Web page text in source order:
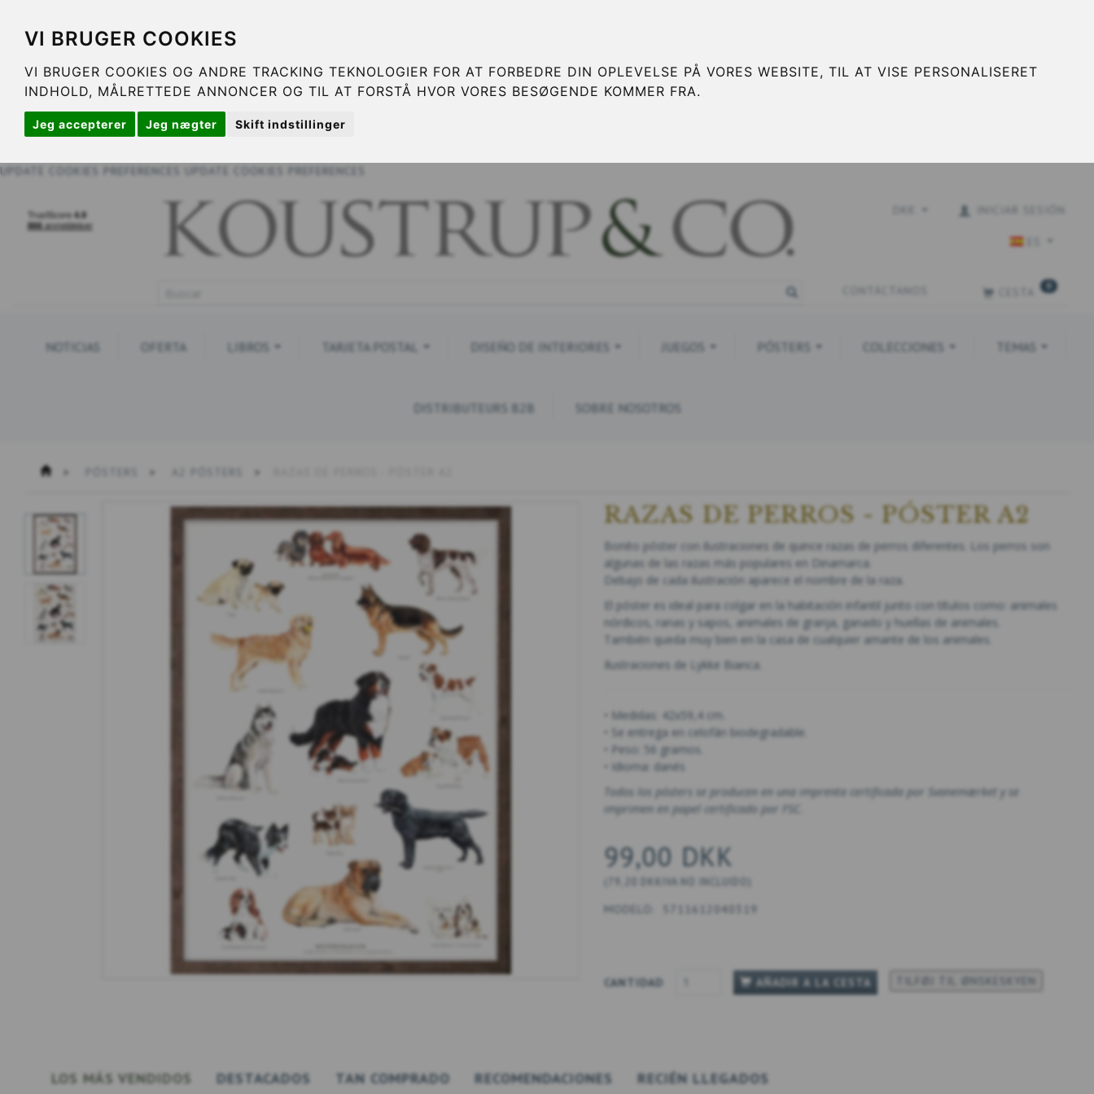
VI BRUGER COOKIES
VI BRUGER COOKIES OG ANDRE TRACKING TEKNOLOGIER FOR AT FORBEDRE DIN OPLEVELSE PÅ VORES WEBSITE, TIL AT VISE PERSONALISERET
INDHOLD, MÅLRETTEDE ANNONCER OG TIL AT FORSTÅ HVOR VORES BESØGENDE KOMMER FRA.
Jeg accepterer Jeg nægter Skift indstillinger
UPDATE COOKIES PREFERENCES UPDATE COOKIES PREFERENCES
NOTICIAS OFERTA LIBROS TARJETA POSTAL DISEÑO DE INTERIORES JUEGOS PÓSTERS COLECCIONES TEMAS
DISTRIBUTEURS B2B SOBRE NOSOTROS
RAZAS DE PERROS - PÓSTER A2
Bonito póster con ilustraciones de quince razas de perros diferentes. Los perros son
algunas de las razas más populares en Dinamarca.
Debajo de cada ilustración aparece el nombre de la raza.
El póster es ideal para colgar en la habitación infantil junto con títulos como: animales
nórdicos, ranas y sapos, animales de granja, ganado y huellas de animales.
También queda muy bien en la casa de cualquier amante de los animales.
Ilustraciones de Lykke Bianca.
• Medidas: 42x59,4 cm.
• Se entrega en celofán biodegradable.
• Peso: 56 gramos.
• Idioma: danés
Todos los pósters se producen en una imprenta certificada por Svanemærket y se
imprimen en papel certificado por FSC.
99,00 DKK
79,20 DKK IVA NO INCLUIDO
MODELO: 5711612040319
CANTIDAD AÑADIR A LA CESTA TILFØJ TIL ØNSKESKYEN
LOS MÁS VENDIDOS DESTACADOS TAN COMPRADO RECOMENDACIONES RECIÉN LLEGADOS